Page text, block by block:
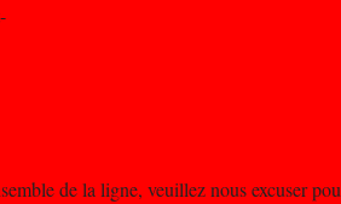
de la ligne, veuillez nous excuser